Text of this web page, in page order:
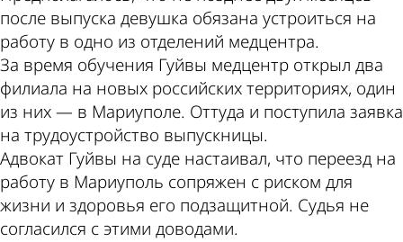
после выпуска девушка обязана устроиться на
работу в одно из отделений медцентра.
За время обучения Гуйвы медцентр открыл два
филиала на новых российских территориях, один
из них — в Мариуполе. Оттуда и поступила заявка
на трудоустройство выпускницы.
Адвокат Гуйвы на суде настаивал, что переезд на
работу в Мариуполь сопряжен с риском для
жизни и здоровья его подзащитной. Судья не
согласился с этими доводами.